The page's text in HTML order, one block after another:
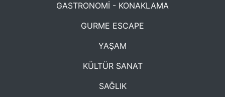
GASTRONOMİ - KONAKLAMA
GURME ESCAPE
YAŞAM
KÜLTÜR SANAT
SAĞLIK